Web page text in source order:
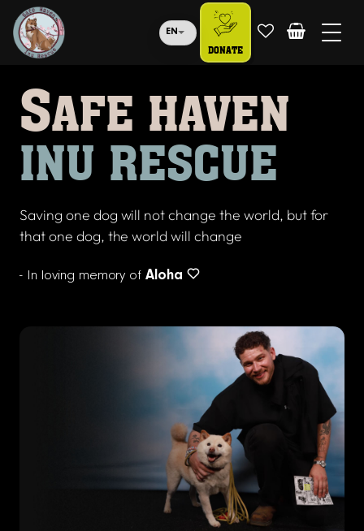
EN
DONATE
SAFE HAVEN
INU RESCUE
Saving one dog will not change the world, but for
that one dog, the world will change
- In loving memory ofAloha